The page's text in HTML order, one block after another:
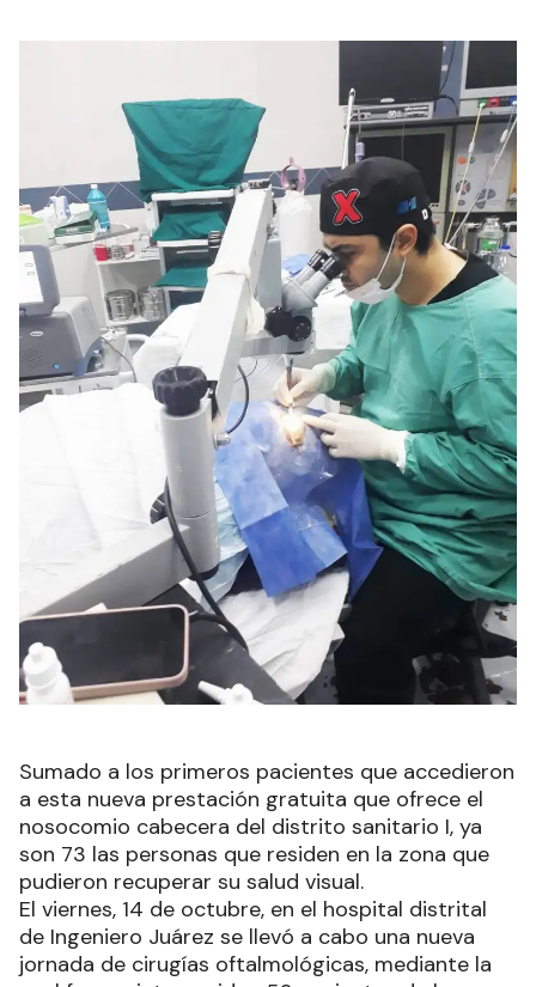
Sumado a los primeros pacientes que accedieron
a esta nueva prestación gratuita que ofrece el
nosocomio cabecera del distrito sanitario I, ya
son 73 las personas que residen en la zona que
pudieron recuperar su salud visual.
El viernes, 14 de octubre, en el hospital distrital
de Ingeniero Juárez se llevó a cabo una nueva
jornada de cirugías oftalmológicas, mediante la